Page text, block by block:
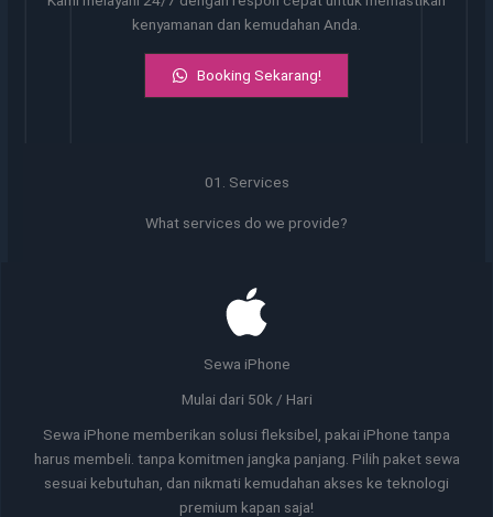
kenyamanan dan kemudahan Anda.
Booking Sekarang!
01. Services
What services do we provide?
Sewa iPhone
Mulai dari 50k / Hari
Sewa iPhone memberikan solusi fleksibel, pakai iPhone tanpa
harus membeli. tanpa komitmen jangka panjang. Pilih paket sewa
sesuai kebutuhan, dan nikmati kemudahan akses ke teknologi
premium kapan saja!